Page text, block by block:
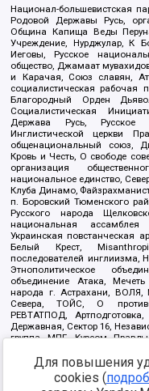
Национал-большевистская
Родовой Державы Русь,
Община Капища Веды
Учреждение, Нурджулар, К
Иеговы, Русское
общество, Джамаат
и Карачая, Союз славян,
социалистическая рабочая
Благородный Орден
Социалистическая
Держава Русь, Русское
Инглистической церкви
общенациональный союз,
Кровь и Честь, О свободе
организация
национальное единство,
Клуба Динамо,
п. Боровский Тюменского
Русского народа
национальная
Украинская повстанческая
Белый Крест,
последователей инглиизма,
Этнополитическое
объединение Атака,
народа г. Астрахани, ВОЛЯ,
Севера, ТОЙС, О
РЕВТАТПОД,
Державная, Сектор 16,
группа МПГ, Курсом
Благотворительный
Арестантское уголовное
Дафа, Иртыш Ultras,
Для повышения
cookies (